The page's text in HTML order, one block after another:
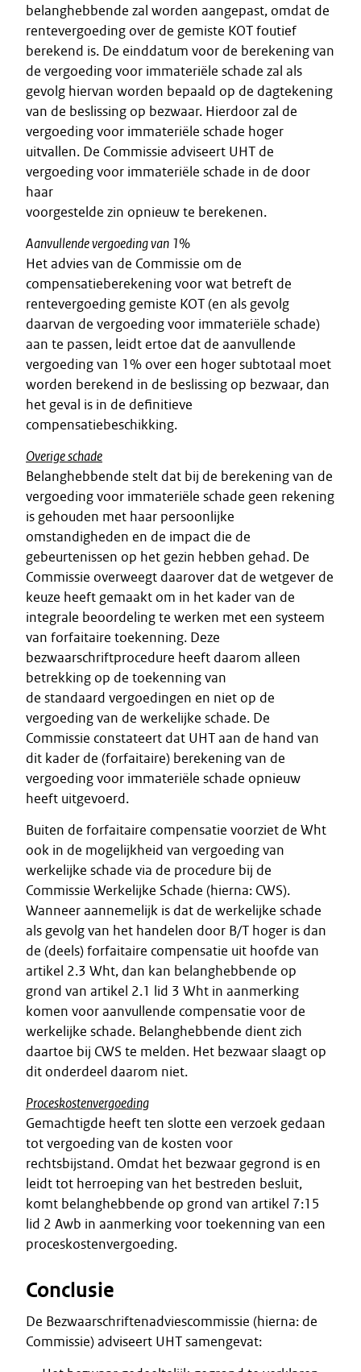
belanghebbende zal worden aangepast, omdat de
rentevergoeding over de gemiste KOT foutief
berekend is. De einddatum voor de berekening van
de vergoeding voor immateriële schade zal als
gevolg hiervan worden bepaald op de dagtekening
van de beslissing op bezwaar. Hierdoor zal de
vergoeding voor immateriële schade hoger
uitvallen. De Commissie adviseert UHT de
vergoeding voor immateriële schade in de door
haar
voorgestelde zin opnieuw te berekenen.
Aanvullende vergoeding van 1%
Het advies van de Commissie om de
compensatieberekening voor wat betreft de
rentevergoeding gemiste KOT (en als gevolg
daarvan de vergoeding voor immateriële schade)
aan te passen, leidt ertoe dat de aanvullende
vergoeding van 1% over een hoger subtotaal moet
worden berekend in de beslissing op bezwaar, dan
het geval is in de definitieve
compensatiebeschikking.
Overige schade
Belanghebbende stelt dat bij de berekening van de
vergoeding voor immateriële schade geen rekening
is gehouden met haar persoonlijke
omstandigheden en de impact die de
gebeurtenissen op het gezin hebben gehad. De
Commissie overweegt daarover dat de wetgever de
keuze heeft gemaakt om in het kader van de
integrale beoordeling te werken met een systeem
van forfaitaire toekenning. Deze
bezwaarschriftprocedure heeft daarom alleen
betrekking op de toekenning van
de standaard vergoedingen en niet op de
vergoeding van de werkelijke schade. De
Commissie constateert dat UHT aan de hand van
dit kader de (forfaitaire) berekening van de
vergoeding voor immateriële schade opnieuw
heeft uitgevoerd.
Buiten de forfaitaire compensatie voorziet de Wht
ook in de mogelijkheid van vergoeding van
werkelijke schade via de procedure bij de
Commissie Werkelijke Schade (hierna: CWS).
Wanneer aannemelijk is dat de werkelijke schade
als gevolg van het handelen door B/T hoger is dan
de (deels) forfaitaire compensatie uit hoofde van
artikel 2.3 Wht, dan kan belanghebbende op
grond van artikel 2.1 lid 3 Wht in aanmerking
komen voor aanvullende compensatie voor de
werkelijke schade. Belanghebbende dient zich
daartoe bij CWS te melden. Het bezwaar slaagt op
dit onderdeel daarom niet.
Proceskostenvergoeding
Gemachtigde heeft ten slotte een verzoek gedaan
tot vergoeding van de kosten voor
rechtsbijstand. Omdat het bezwaar gegrond is en
leidt tot herroeping van het bestreden besluit,
komt belanghebbende op grond van artikel 7:15
lid 2 Awb in aanmerking voor toekenning van een
proceskostenvergoeding.
Conclusie
De Bezwaarschriftenadviescommissie (hierna: de
Commissie) adviseert UHT samengevat: